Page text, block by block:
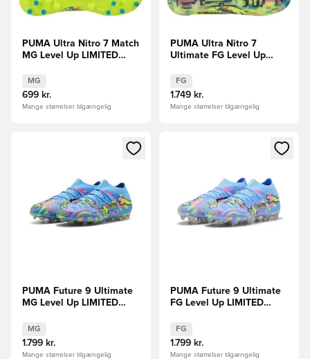
PUMA Ultra Nitro 7 Match
MG Level Up LIMITED
MG
699 kr.
Mange størrelser tilgængelig
PUMA Ultra Nitro 7
Ultimate FG Level Up
FG
1.749 kr.
Mange størrelser tilgængelig
Åbner en Modal til at logge ind eller tilmelde dig som
PUMA Future 9 Ultimate
MG Level Up LIMITED
FORUDBESTILLING
MG
1.799 kr.
Mange størrelser tilgængelig
Åbner en Modal til at logge
PUMA Future 9 Ultimate
FG Level Up LIMITED
FORUDBESTILLING
FG
1.799 kr.
Mange størrelser tilgængelig